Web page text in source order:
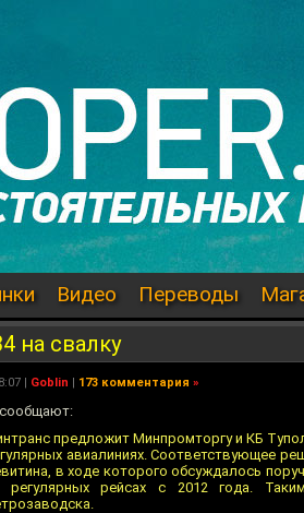
Видео Переводы
на свалку
| Goblin | 173 комментария »
предложит Минпромторгу и КБ
авиалиниях. Соответствующее
в ходе которого обсуждалось
регулярных рейсах c 2012 года.